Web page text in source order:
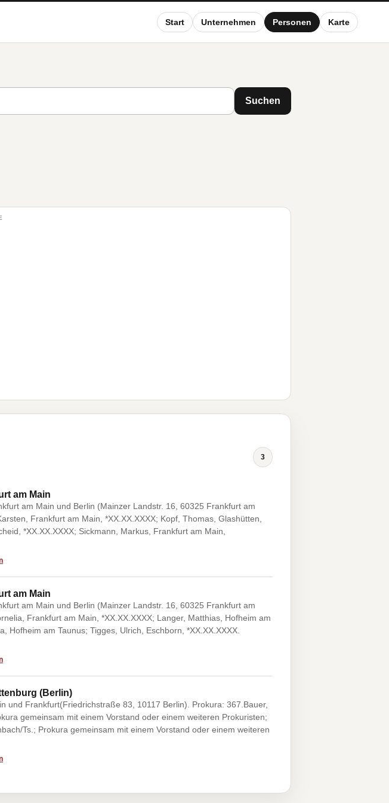
Start Unternehmen Personen Karte
Suchen
3
am Main
am Main und Berlin (Mainzer Landstr. 16, 60325 Frankfurt am
Frankfurt am Main, *XX.XX.XXXX; Kopf, Thomas, Glashütten,
*XX.XX.XXXX; Sickmann, Markus, Frankfurt am Main,
am Main
am Main und Berlin (Mainzer Landstr. 16, 60325 Frankfurt am
Frankfurt am Main, *XX.XX.XXXX; Langer, Matthias, Hofheim am
Hofheim am Taunus; Tigges, Ulrich, Eschborn, *XX.XX.XXXX.
(Berlin)
und Frankfurt(Friedrichstraße 83, 10117 Berlin). Prokura: 367.Bauer,
gemeinsam mit einem Vorstand oder einem weiteren Prokuristen;
Ts.; Prokura gemeinsam mit einem Vorstand oder einem weiteren